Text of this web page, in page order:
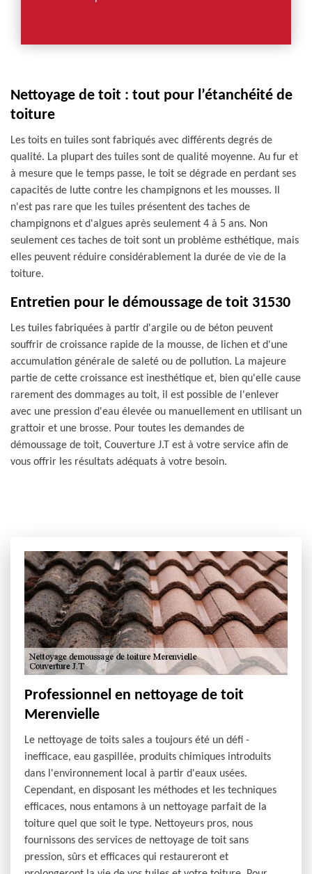
Nettoyage de toit : tout pour l’étanchéité de
toiture
Les toits en tuiles sont fabriqués avec différents degrés de
qualité. La plupart des tuiles sont de qualité moyenne. Au fur et
à mesure que le temps passe, le toit se dégrade en perdant ses
capacités de lutte contre les champignons et les mousses. Il
n'est pas rare que les tuiles présentent des taches de
champignons et d'algues après seulement 4 à 5 ans. Non
seulement ces taches de toit sont un problème esthétique, mais
elles peuvent réduire considérablement la durée de vie de la
toiture.
Entretien pour le démoussage de toit 31530
Les tuiles fabriquées à partir d'argile ou de béton peuvent
souffrir de croissance rapide de la mousse, de lichen et d'une
accumulation générale de saleté ou de pollution. La majeure
partie de cette croissance est inesthétique et, bien qu'elle cause
rarement des dommages au toit, il est possible de l'enlever
avec une pression d'eau élevée ou manuellement en utilisant un
grattoir et une brosse. Pour toutes les demandes de
démoussage de toit, Couverture J.T est à votre service afin de
vous offrir les résultats adéquats à votre besoin.
Professionnel en nettoyage de toit
Merenvielle
Le nettoyage de toits sales a toujours été un défi -
inefficace, eau gaspillée, produits chimiques introduits
dans l'environnement local à partir d'eaux usées.
Cependant, en disposant les méthodes et les techniques
efficaces, nous entamons à un nettoyage parfait de la
toiture quel que soit le type. Nettoyeurs pros, nous
fournissons des services de nettoyage de toit sans
pression, sûrs et efficaces qui restaureront et